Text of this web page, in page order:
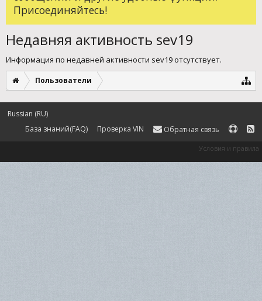
Присоединяйтесь!
Недавняя активность sev19
Информация по недавней активности sev19 отсутствует.
Пользователи
Russian (RU)
База знаний(FAQ)
Проверка VIN Обратная связь
Условия и правила